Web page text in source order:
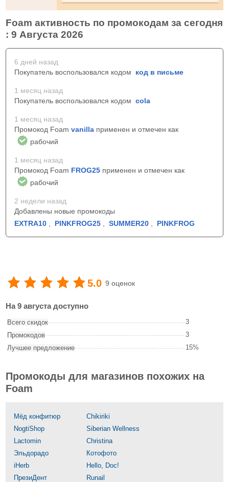
Foam активность по промокодам за сегодня
: 9 Августа 2026
6 дней назад
Покупатель воспользовался кодом код в письме
1 месяц назад
Покупатель воспользовался кодом cola
1 месяц назад
Промокод Foam vanilla применен и отмечен как
рабочий
1 месяц назад
Промокод Foam FROG25 применен и отмечен как
рабочий
2 недели назад
Добавлены новые промокоды
EXTRA10
PINKFROG25 SUMMER20 PINKFROG
5.0 9 оценок
На 9 августа доступно
Всего скидок
3
Промокодов
3
Лучшее предложение
15%
Промокоды для магазинов похожих на
Foam
Мёд конфитюр
Chikiriki
NogtiShop
Siberian Wellness
Lactomin
Christina
Эльдорадо
Котофото
iHerb
Hello, Doc!
ПрезиДент
Runail